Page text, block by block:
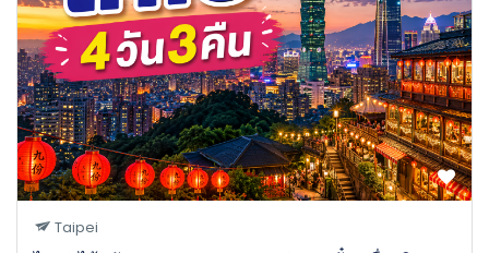
Taipei